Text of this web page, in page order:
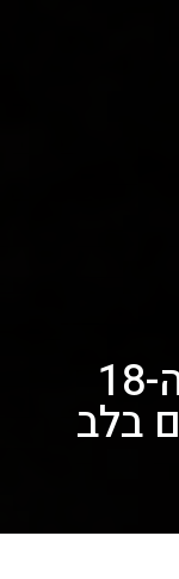
בית אבן מהמאה ה-18
בלב